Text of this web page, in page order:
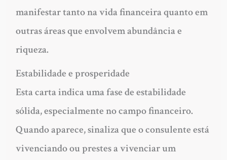
manifestar tanto na vida financeira quanto em
outras áreas que envolvem abundância e
riqueza.
Estabilidade e prosperidade
Esta carta indica uma fase de estabilidade
sólida, especialmente no campo financeiro.
Quando aparece, sinaliza que o consulente está
vivenciando ou prestes a vivenciar um